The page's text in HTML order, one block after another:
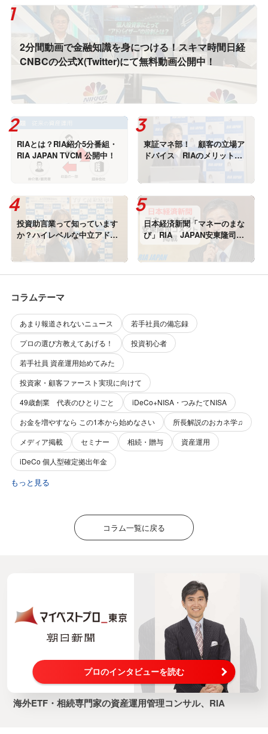
2分間動画で金融知識を身につける！スキマ時間日経
CNBCの公式X(Twitter)にて無料動画公開中！
RIAとは？RIA紹介5分番組・
RIA JAPAN TVCM 公開中！
東証マネ部！ 顧客の立場ア
ドバイス RIAのメリット
安東隆司インタビュー記事掲
投資助言業って知っています
か？ハイレベルな中立アドバ
イザー書いた本がランクイ
ン！
日本経済新聞「マネーのまな
び」RIA JAPAN安東隆司が
コメント掲載！
コラムテーマ
あまり報道されないニュース
若手社員の備忘録
プロの選び方教えてあげる！
投資初心者
若手社員 資産運用始めてみた
投資家・顧客ファースト実現に向けて
49歳創業 代表のひとりごと
iDeCo+NISA・つみたてNISA
お金を増やすなら この1本から始めなさい
所長解説のおカネ学♫
メディア掲載
セミナー 相続・贈与
資産運用
iDeCo 個人型確定拠出年金
もっと見る
コラム一覧に戻る
プロのインタビューを読む
海外ETF・相続専門家の資産運用管理コンサル、RIA